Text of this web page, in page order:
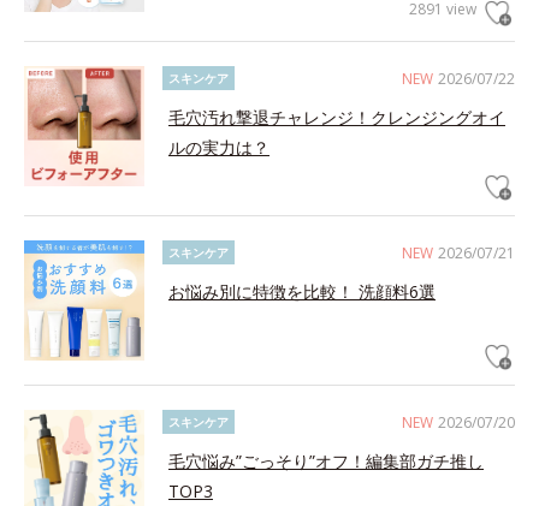
2891 view
NEW 2026/07/22
スキンケア
毛穴汚れ撃退チャレンジ！クレンジングオイ
ルの実力は？
NEW 2026/07/21
スキンケア
お悩み別に特徴を比較！ 洗顔料6選
NEW 2026/07/20
スキンケア
毛穴悩み”ごっそり”オフ！編集部ガチ推し
TOP3